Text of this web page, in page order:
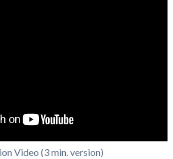
Video (3 min. version)